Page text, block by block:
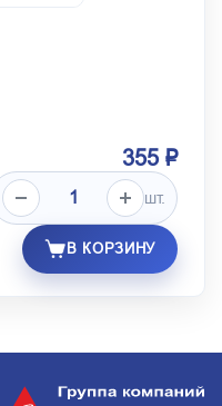
355 ₽
шт.
В КОРЗИНУ